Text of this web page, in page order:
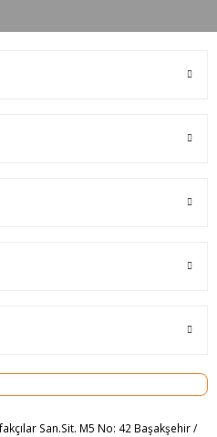
San.Sit. M5 No: 42 Başakşehir /